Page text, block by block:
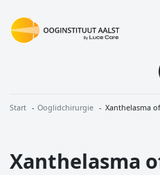
Kruimelpad
Start Ooglidchirurgie Xanthelasma
Xanthelasma